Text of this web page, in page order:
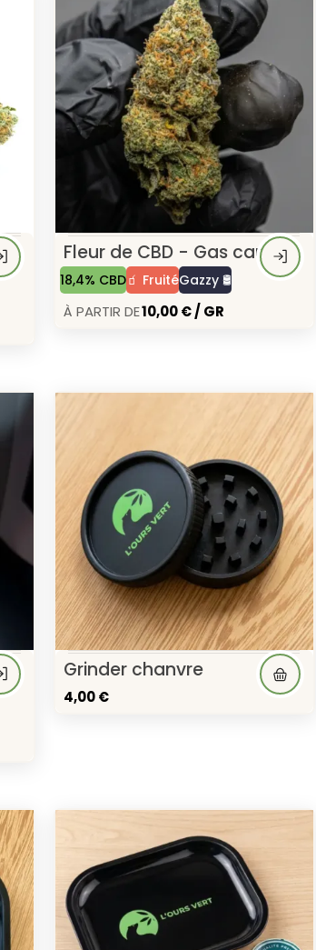
Fleur de CBD - Gas can
18,4% CBD🧃 FruitéGazzy 🛢️
À Partir de10,00 € / GR
Grinder chanvre
4,00 €